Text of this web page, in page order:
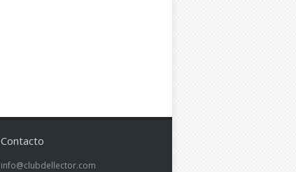
Contacto
info@clubdellector.com